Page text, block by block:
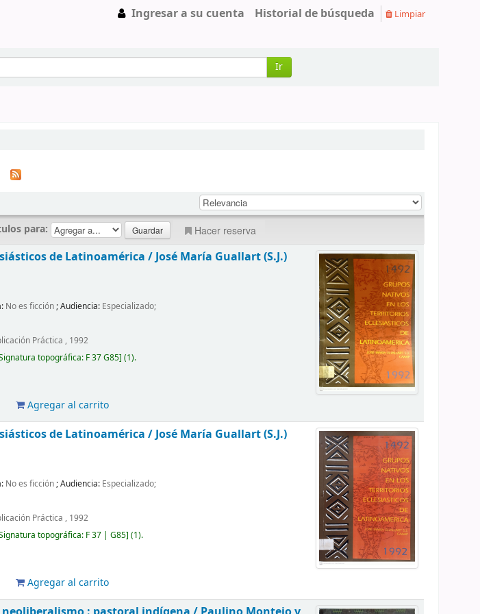
Ingresar a su cuenta Historial de búsqueda Limpiar
Ir
para: Hacer reserva
de Latinoamérica /José María Guallart (S.J.)
No es ficción ; Audiencia: Especializado;
Práctica , 1992
topográfica: F 37 G85 (1).
Agregar al carrito
de Latinoamérica /José María Guallart (S.J.)
No es ficción; Audiencia: Especializado;
Práctica , 1992
topográfica: F 37 | G85 (1).
Agregar al carrito